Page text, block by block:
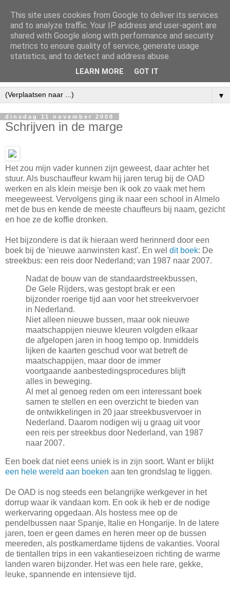
▼
dinsdag 11 november 2008
Schrijven in de marge
Het zou mijn vader kunnen zijn geweest, daar achter het
stuur. Als buschauffeur kwam hij jaren terug bij de OAD
werken en als klein meisje ben ik ook zo vaak met hem
meegeweest. Vervolgens ging ik naar een school in Almelo
met de bus en kende de meeste chauffeurs bij naam, gezicht
en hoe ze de koffie dronken.
Het bijzondere is dat ik hieraan werd herinnerd door een
boek bij de 'nieuwe aanwinsten kast'. En wel dit boek: De
streekbus: een reis door Nederland; van 1987 naar 2007.
Nadat de bouw van de standaardstreekbussen,
De Gele Rijders, was gestopt brak er een
bijzonder roerige tijd aan voor het streekvervoer
in Nederland.
Niet alleen nieuwe bussen, maar ook nieuwe
maatschappijen nieuwe kleuren volgden elkaar
de afgelopen jaren in hoog tempo op. Inmiddels
lijken de kaarten geschud voor wat betreft de
maatschappijen, maar door de immer
voortgaande aanbestedingsprocedures blijft
alles in beweging.
Al met al genoeg reden om een interessant boek
samen te stellen en een overzicht te bieden van
de ontwikkelingen in 20 jaar streekbusvervoer in
Nederland. Daarom nodigen wij u graag uit voor
een reis per streekbus door Nederland, van 1987
naar 2007.
Een boek dat niet eens uniek is in zijn soort. Want er blijkt
een hele wereld aan boeken aan ten grondslag te liggen.
De OAD is nog steeds een belangrijke werkgever in het
dorrup waar ik vandaan kom. En ook ik heb er de nodige
werkervaring opgedaan. Als hostess mee op de
pendelbussen naar Spanje, Italie en Hongarije. In de latere
jaren, toen er geen dames en heren meer op de bussen
meereden, als postkamerdame tijdens de vakanties. Vooral
de tientallen trips in een vakantieseizoen richting de warme
landen waren bijzonder. Het was een hele rare, gekke,
leuke, spannende en intensieve tijd.
This site uses cookies from Google to deliver its services
and to analyze traffic. Your IP address and user-agent are
shared with Google along with performance and security
metrics to ensure quality of service, generate usage
statistics, and to detect and address abuse.
LEARN MORE GOT IT